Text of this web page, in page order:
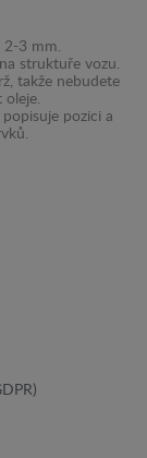
2-3 mm.
struktuře vozu.
takže nebudete
oleje.
pozici a